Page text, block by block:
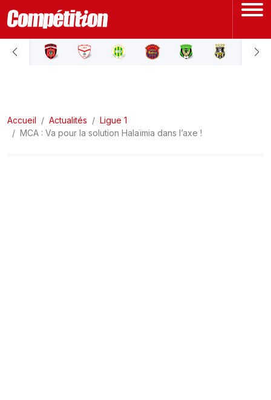
ACCUEIL
LIGUE 2
Accueil Actualités
Ligue 1
MCA : Va pour la solution Halaïmia dans l’axe !